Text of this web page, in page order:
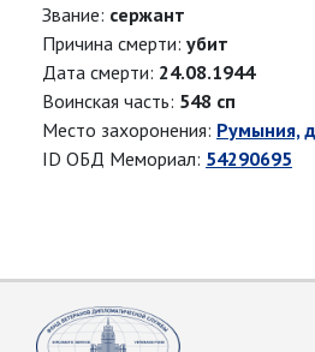
Звание: сержант
Причина смерти: убит
Дата смерти: 24.08.1944
Воинская часть: 548 сп
Место захоронения: Румыния,
ID ОБД Мемориал: 54290695